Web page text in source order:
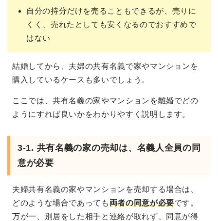
自分の持分だけを売ることもできるが、売りに
くく、売れたとしても安くなるのでおすすめで
はない
結婚してから、夫婦の共有名義で家やマンションを
購入しているケースも多いでしょう。
ここでは、共有名義の家やマンションを離婚でどの
ようにすれば良いかをわかりやすく説明します。
3-1. 共有名義の家の売却は、名義人全員の同
意が必要
夫婦共有名義の家やマンションを売却する場合は、
どのような場合であっても両者の同意が必要です。
万が一、別居をした相手と連絡が取れず、同意が得